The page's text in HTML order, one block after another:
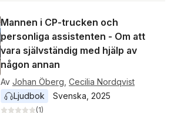
Mannen i CP-trucken och
personliga assistenten - Om att
vara självständig med hjälp av
någon annan
Av Johan Öberg Cecilia Nordqvist
Ljudbok
Svenska 2025
(1)